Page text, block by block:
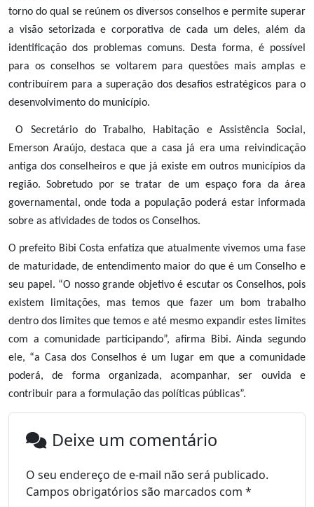
torno do qual se reúnem os diversos conselhos e permite superar
a visão setorizada e corporativa de cada um deles, além da
identificação dos problemas comuns. Desta forma, é possível
para os conselhos se voltarem para questões mais amplas e
contribuírem para a superação dos desafios estratégicos para o
desenvolvimento do município.
O Secretário do Trabalho, Habitação e Assistência Social,
Emerson Araújo, destaca que a casa já era uma reivindicação
antiga dos conselheiros e que já existe em outros municípios da
região. Sobretudo por se tratar de um espaço fora da área
governamental, onde toda a população poderá estar informada
sobre as atividades de todos os Conselhos.
O prefeito Bibi Costa enfatiza que atualmente vivemos uma fase
de maturidade, de entendimento maior do que é um Conselho e
seu papel. “O nosso grande objetivo é escutar os Conselhos, pois
existem limitações, mas temos que fazer um bom trabalho
dentro dos limites que temos e até mesmo expandir estes limites
com a comunidade participando”, afirma Bibi. Ainda segundo
ele, “a Casa dos Conselhos é um lugar em que a comunidade
poderá, de forma organizada, acompanhar, ser ouvida e
contribuir para a formulação das políticas públicas”.
Deixe um comentário
O seu endereço de e-mail não será publicado.
Campos obrigatórios são marcados com *